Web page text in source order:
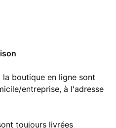
la boutique en ligne sont
entreprise, à l'adresse
toujours livrées